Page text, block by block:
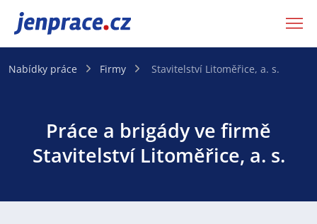
JenPráce.cz
Nabídky práce Firmy Stavitelství Litoměřice, a. s.
Práce a brigády ve firmě
Stavitelství Litoměřice, a. s.